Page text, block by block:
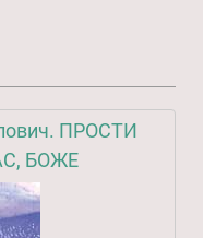
ПРОСТИ
БОЖЕ